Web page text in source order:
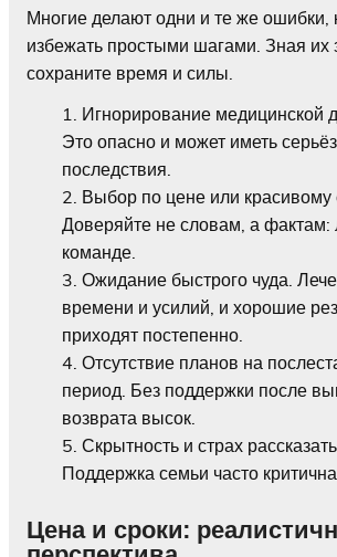
Многие делают одни и те же
избежать простыми шагами. Зная их
сохраните время и силы.
Игнорирование медицинской
Это опасно и может иметь
последствия.
Выбор по цене или красивому
Доверяйте не словам, а фактам:
команде.
Ожидание быстрого чуда.
времени и усилий, и хорошие
приходят постепенно.
Отсутствие планов на
период. Без поддержки после
возврата высок.
Скрытность и страх
Поддержка семьи часто
Цена и сроки: